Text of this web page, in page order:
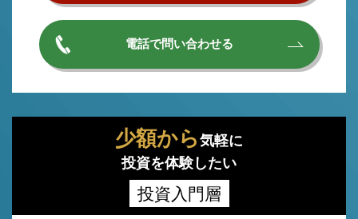
電話で問い合わせる
少額から 気軽に
投資を体験したい
投資入門層